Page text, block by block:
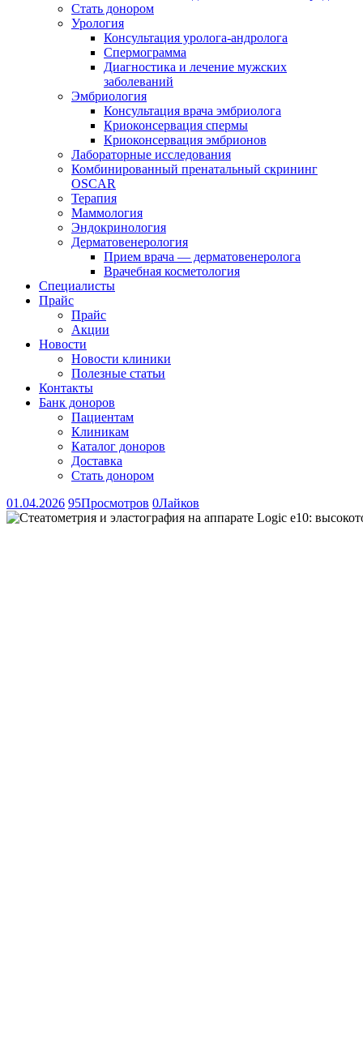
Стать донором
Урология
Консультация уролога-андролога
Спермограмма
Диагностика и лечение мужских
заболеваний
Эмбриология
Консультация врача эмбриолога
Криоконсервация спермы
Криоконсервация эмбрионов
Лабораторные исследования
Комбинированный пренатальный скрининг
OSCAR
Терапия
Маммология
Эндокринология
Дерматовенерология
Прием врача — дерматовенеролога
Врачебная косметология
Специалисты
Прайс
Прайс
Акции
Новости
Новости клиники
Полезные статьи
Контакты
Банк доноров
Пациентам
Клиникам
Каталог доноров
Доставка
Стать донором
01.04.2026 95Просмотров 0Лайков